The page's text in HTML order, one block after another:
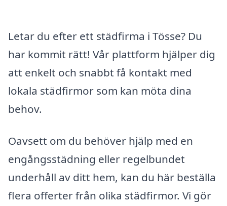
Letar du efter ett städfirma i Tösse? Du
har kommit rätt! Vår plattform hjälper dig
att enkelt och snabbt få kontakt med
lokala städfirmor som kan möta dina
behov.
Oavsett om du behöver hjälp med en
engångsstädning eller regelbundet
underhåll av ditt hem, kan du här beställa
flera offerter från olika städfirmor. Vi gör